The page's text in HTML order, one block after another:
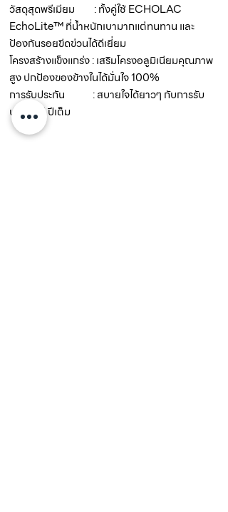
วัสดุสุดพรีเมียม : ทั้งคู่ใช้ ECHOLAC
EchoLite™ ที่น้ำหนักเบามากแต่ทนทาน และ
ป้องกันรอยขีดข่วนได้ดีเยี่ยม
โครงสร้างแข็งแกร่ง : เสริมโครงอลูมิเนียมคุณภาพ
สูง ปกป้องของข้างในได้มั่นใจ 100%
การรับประกัน : สบายใจได้ยาวๆ กับการรับ
ประกัน 5 ปีเต็ม